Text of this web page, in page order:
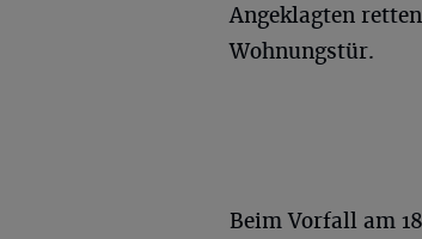
Angeklagten
Wohnungstür.
Beim Vorfall am